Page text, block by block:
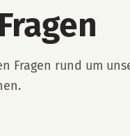
Fragen rund um